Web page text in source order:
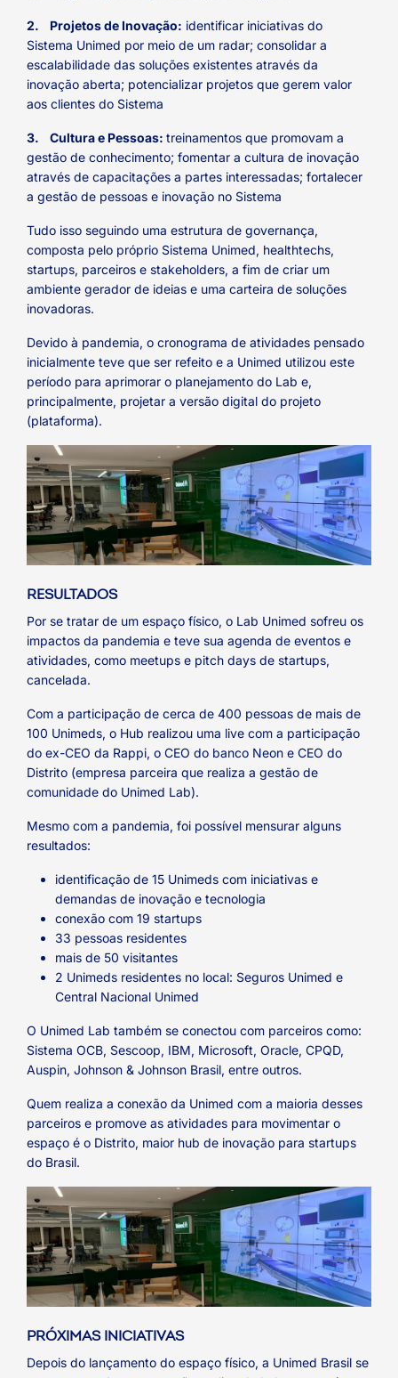
2. Projetos de Inovação: identificar iniciativas do
Sistema Unimed por meio de um radar; consolidar a
escalabilidade das soluções existentes através da
inovação aberta; potencializar projetos que gerem valor
aos clientes do Sistema
3. Cultura e Pessoas: treinamentos que promovam a
gestão de conhecimento; fomentar a cultura de inovação
através de capacitações a partes interessadas; fortalecer
a gestão de pessoas e inovação no Sistema
Tudo isso seguindo uma estrutura de governança,
composta pelo próprio Sistema Unimed, healthtechs,
startups, parceiros e stakeholders, a fim de criar um
ambiente gerador de ideias e uma carteira de soluções
inovadoras.
Devido à pandemia, o cronograma de atividades pensado
inicialmente teve que ser refeito e a Unimed utilizou este
período para aprimorar o planejamento do Lab e,
principalmente, projetar a versão digital do projeto
(plataforma).
RESULTADOS
Por se tratar de um espaço físico, o Lab Unimed sofreu os
impactos da pandemia e teve sua agenda de eventos e
atividades, como meetups e pitch days de startups,
cancelada.
Com a participação de cerca de 400 pessoas de mais de
100 Unimeds, o Hub realizou uma live com a participação
do ex-CEO da Rappi, o CEO do banco Neon e CEO do
Distrito (empresa parceira que realiza a gestão de
comunidade do Unimed Lab).
Mesmo com a pandemia, foi possível mensurar alguns
resultados:
identificação de 15 Unimeds com iniciativas e
demandas de inovação e tecnologia
conexão com 19 startups
33 pessoas residentes
mais de 50 visitantes
2 Unimeds residentes no local: Seguros Unimed e
Central Nacional Unimed
O Unimed Lab também se conectou com parceiros como:
Sistema OCB, Sescoop, IBM, Microsoft, Oracle, CPQD,
Auspin, Johnson & Johnson Brasil, entre outros.
Quem realiza a conexão da Unimed com a maioria desses
parceiros e promove as atividades para movimentar o
espaço é o Distrito, maior hub de inovação para startups
do Brasil.
PRÓXIMAS INICIATIVAS
Depois do lançamento do espaço físico, a Unimed Brasil se